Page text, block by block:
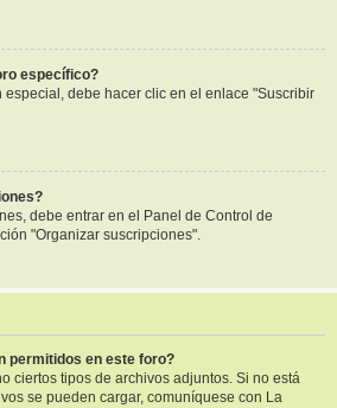
específico?
especial, debe hacer clic en el enlace "Suscribir
debe entrar en el Panel de Control de
"Organizar suscripciones".
permitidos en este foro?
ciertos tipos de archivos adjuntos. Si no está
se pueden cargar, comuníquese con La